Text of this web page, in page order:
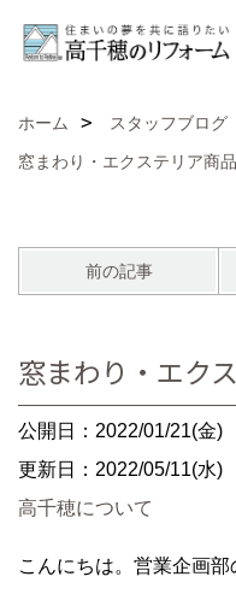
ホーム
スタッフブログ
窓まわり・エクステリア商
前の記事
窓まわり・エク
公開日：2022/01/21(金)
更新日：2022/05/11(水)
高千穂について
こんにちは。営業企画部